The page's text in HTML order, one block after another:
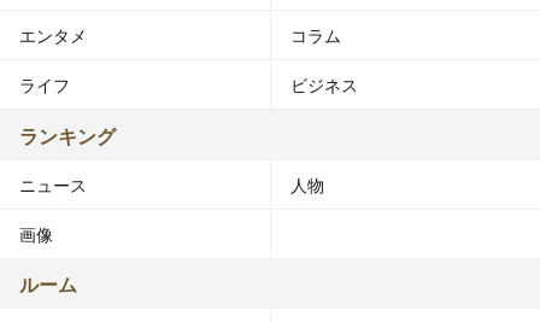
エンタメ コラム
ライフ ビジネス
ランキング
ニュース 人物
画像
ルーム